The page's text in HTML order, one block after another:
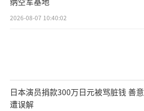
2026-08-07 10:40:02
日本演员捐款300万日元被骂脏钱 善意
遭误解